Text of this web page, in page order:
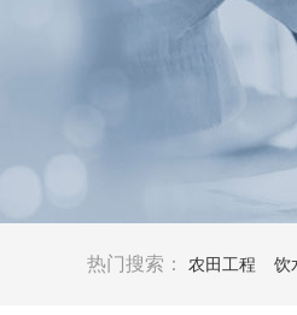
热门搜索： 农田工程 饮